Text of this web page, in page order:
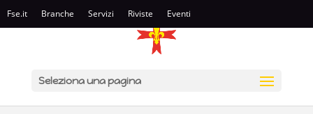
Fse.it Branche Servizi Riviste Eventi
Seleziona una pagina